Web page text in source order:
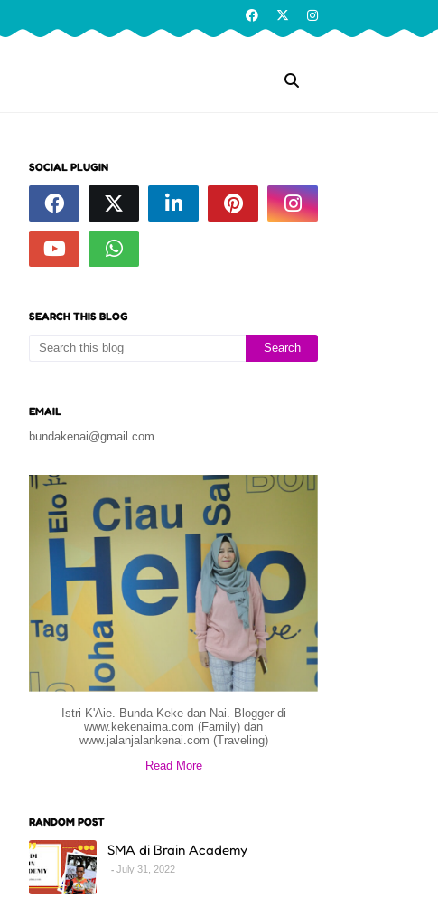
SOCIAL PLUGIN
SEARCH THIS BLOG
EMAIL
bundakenai@gmail.com
Istri K'Aie. Bunda Keke dan Nai. Blogger di
www.kekenaima.com (Family) dan
www.jalanjalankenai.com (Traveling)
Read More
RANDOM POST
SMA di Brain Academy
July 31, 2022